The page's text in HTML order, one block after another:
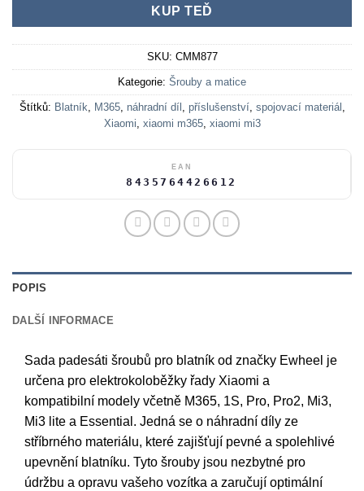
KUP TEĎ
SKU: CMM877
Kategorie: Šrouby a matice
Štítků: Blatník, M365, náhradní díl , příslušenství, spojovací materiál ,
Xiaomi, xiaomi m365, xiaomi mi3
EAN
8435764426612
POPIS
DALŠÍ INFORMACE
Sada padesáti šroubů pro blatník od značky Ewheel je
určena pro elektrokoloběžky řady Xiaomi a
kompatibilní modely včetně M365, 1S, Pro, Pro2, Mi3,
Mi3 lite a Essential. Jedná se o náhradní díly ze
stříbrného materiálu, které zajišťují pevné a spolehlivé
upevnění blatníku. Tyto šrouby jsou nezbytné pro
údržbu a opravu vašeho vozítka a zaručují optimální